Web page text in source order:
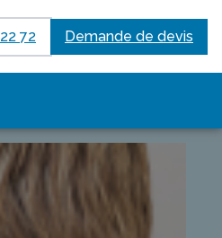
72 Demande de devis